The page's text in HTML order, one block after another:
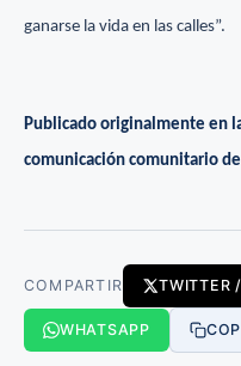
ganarse la vida en las calles”.
Publicado originalmente en
comunicación comunitario del
COMPARTIR TWITTER
WHATSAPP